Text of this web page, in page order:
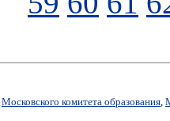
Московского комитета образования,